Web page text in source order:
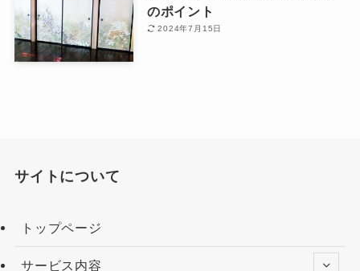
のポイント
2024年7月15日
サイトについて
トップページ
サービス内容